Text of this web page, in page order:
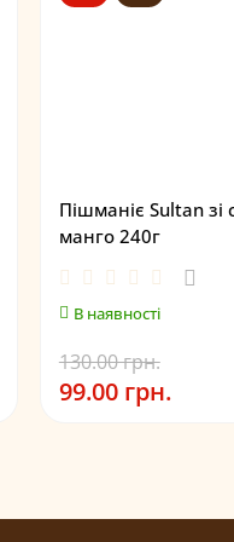
Пішманіє Sultan зі
манго 240г
В наявності
130.00 грн.
99.00 грн.